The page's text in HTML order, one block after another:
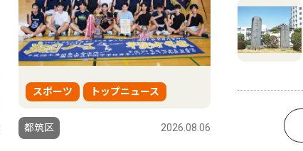
スポーツ トップニュース
都筑区 2026.08.06